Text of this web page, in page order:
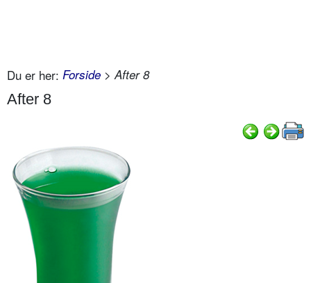
Du er her: Forside > After 8
After 8